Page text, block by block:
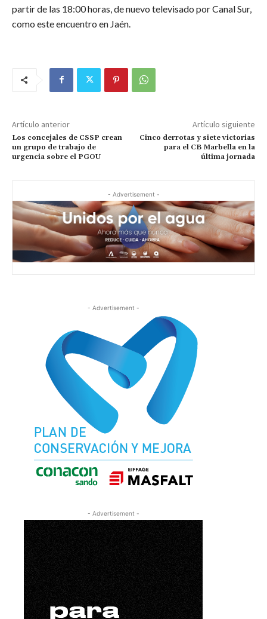
partir de las 18:00 horas, de nuevo televisado por Canal Sur,
como este encuentro en Jaén.
Artículo anterior
Los concejales de CSSP crean
un grupo de trabajo de
urgencia sobre el PGOU
Artículo siguiente
Cinco derrotas y siete victorias
para el CB Marbella en la
última jornada
- Advertisement -
- Advertisement -
- Advertisement -